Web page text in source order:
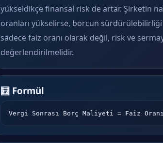
yükseldikçe finansal risk de artar. Şirketin
oranları yükselirse, borcun
sadece faiz oranı olarak değil, risk ve
değerlendirilmelidir.
🧮 Formül
Vergi Sonrası Borç Maliyeti = Faiz